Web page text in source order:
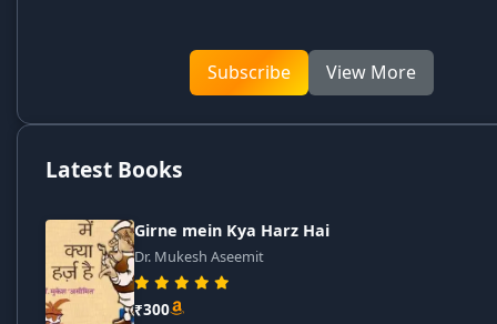
Subscribe View More
Latest Books
Girne mein Kya Harz Hai
Dr. Mukesh Aseemit
₹300